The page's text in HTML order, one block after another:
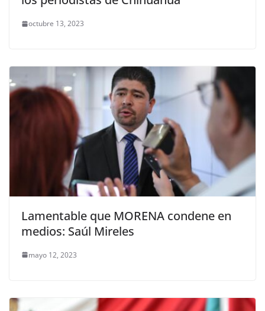
octubre 13, 2023
Lamentable que MORENA condene en
medios: Saúl Mireles
mayo 12, 2023